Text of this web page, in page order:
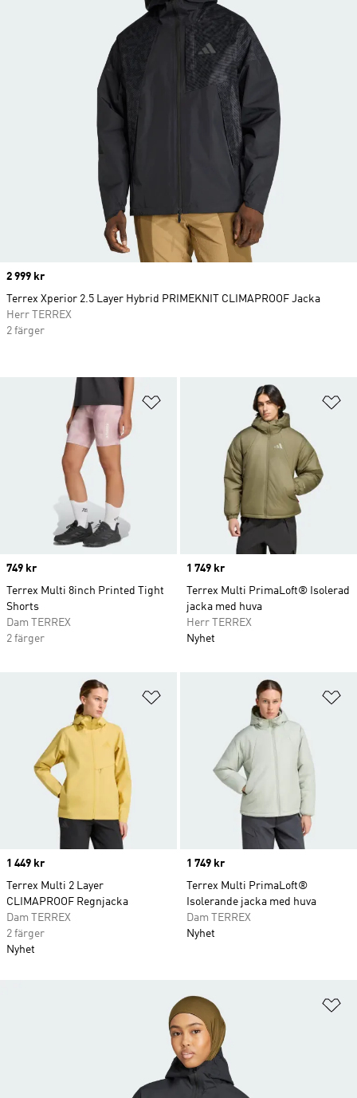
Lägg till på önskelistan
Price
749 kr
Terrex Multi 8inch Printed Tight
Shorts
Dam TERREX
2 färger
Price
1 749 kr
Terrex Multi PrimaLoft® Isolerad
jacka med huva
Herr TERREX
Nyhet
Lägg till på önskelistan
Price
1 449 kr
Terrex Multi 2 Layer
CLIMAPROOF Regnjacka
Dam TERREX
2 färger
Nyhet
Price
1 749 kr
Terrex Multi PrimaLoft®
Isolerande jacka med huva
Dam TERREX
Nyhet
Price
2 999 kr
Terrex Xperior 2.5 Layer Hybrid PRIMEKNIT CLIMAPROOF Jacka
Herr TERREX
2 färger